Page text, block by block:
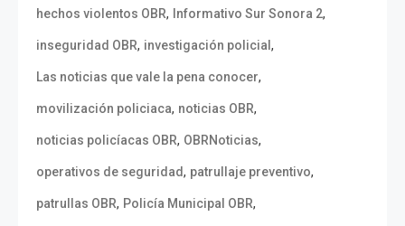
hechos violentos OBR, Informativo Sur Sonora 2,
inseguridad OBR, investigación policial ,
Las noticias que vale la pena conocer,
movilización policiaca, noticias OBR,
noticias policíacas OBR, OBRNoticias,
operativos de seguridad, patrullaje preventivo,
patrullas OBR, Policía Municipal OBR,